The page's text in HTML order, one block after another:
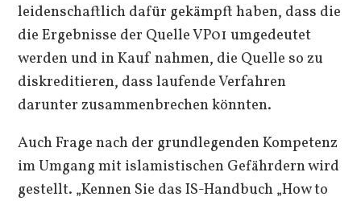
leidenschaftlich dafür gekämpft haben, dass die
die Ergebnisse der Quelle VP01 umgedeutet
werden und in Kauf nahmen, die Quelle so zu
diskreditieren, dass laufende Verfahren
darunter zusammenbrechen könnten.
Auch Frage nach der grundlegenden Kompetenz
im Umgang mit islamistischen Gefährdern wird
gestellt. „Kennen Sie das IS-Handbuch „How to